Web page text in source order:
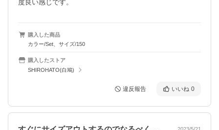
度良い感じです。
購入した商品
カラー/Set、サイズ/150
購入したストア
SHIROHATO(白鳩)
違反報告 いいね 0